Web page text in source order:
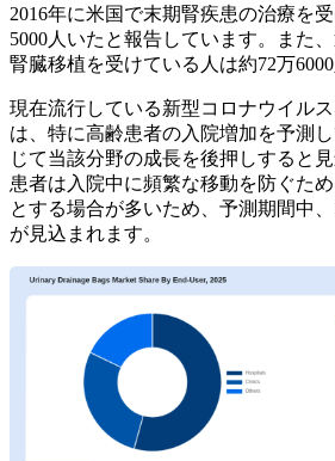
2016年に米国で末期腎疾患の治療を
5000人いたと報告しています。また
腎臓移植を受けている人は約72万6000
現在流行している新型コロナウイルス
は、特に高齢患者の入院増加を予測
じて当該分野の成長を後押しすると
患者は入院中に頻繁な移動を防ぐた
とする場合が多いため、予測期間中
が見込まれます。